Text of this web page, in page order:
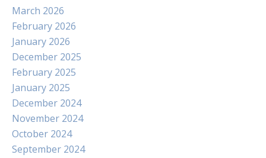
March 2026
February 2026
January 2026
December 2025
February 2025
January 2025
December 2024
November 2024
October 2024
September 2024